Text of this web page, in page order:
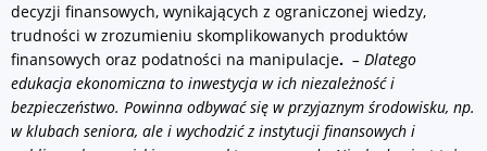
decyzji finansowych, wynikających z ograniczonej wiedzy,
trudności w zrozumieniu skomplikowanych produktów
finansowych oraz podatności na manipulacje. – Dlatego
edukacja ekonomiczna to inwestycja w ich niezależność i
bezpieczeństwo. Powinna odbywać się w przyjaznym środowisku, np.
w klubach seniora, ale i wychodzić z instytucji finansowych i